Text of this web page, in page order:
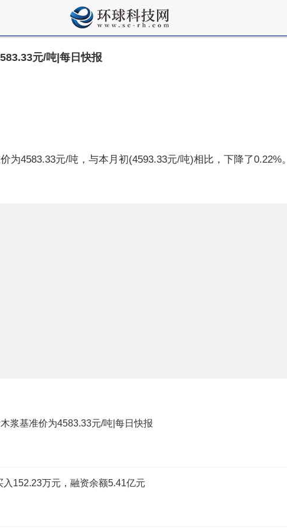
元/吨|每日快报
为4583.33元/吨，与本月初(4593.33元/吨)相比，下降了0.22%。
浆基准价为4583.33元/吨|每日快报
入152.23万元，融资余额5.41亿元